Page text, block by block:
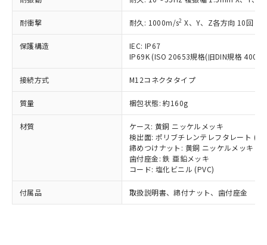
耐衝撃 耐久: 1000m/s2 X、Y、Z各方向 10回
保護構造
IEC: IP67
IP69K (ISO 20653規格(旧DIN規格
接続方式 M12コネクタタイプ
質量 梱包状態: 約160g
材質
ケース: 黄銅 ニッケルメッキ
検出面: ポリブチレンテレフタレート
締めつけナット: 黄銅 ニッケルメッキ
歯付座金: 鉄 亜鉛メッキ
コード: 塩化ビニル (PVC)
付属品 取扱説明書、締付ナット、歯付座金
覧された時点での実際の在庫および標
準価格とは異なる場合があることをご
了承ください。
正式な納期状況および標準価格はお客
様のお取引先、またはお客様担当のオ
ムロン制御機器販売店・当社販売員に
ご相談ください。
オムロン制御機器販売店や当社販売拠
販売ネットワーク
在庫状況および標準価格結果を当社の
事前の承諾なく第三者に漏洩または開
示しないようお願いします。
マイパーツ機能（部品リスト作成サー
ビス）をご利用いただくには、I-Web
メンバーズにご登録されている必要が
鉛(Pb) 1000ppm以下、 水銀(Hg) 1000ppm以下、 カド
ミウム(Cd) 100ppm以下、
六価クロム(Cr(Ⅵ)) 1000ppm以下、ポリ臭化ビフェニル
類(PBB) 1000ppm以下、ポリ臭化ジフェニルエーテル類
(PBDE) 1000ppm以下、フタル酸ビス(2-エチルヘキシ
ル) (DEHP)(別名：DOP) 1000ppm以下、フタル酸ブチ
ルベンジル（BBP） 1000ppm以下、フタル酸ジブチル
(DIBP) 1000ppm以下
但し、RoHS指令で産業用監視および制御機器に対する
フタル酸エステル類の４物質については閾値を超える意
図的な使用がないことを確認しています。
部品在庫の切り替え状況などにより、予定
月が前後することがあります。
*中国RoHS10物質の基準値 (GB/T26572)：
Pb(鉛) :1000ppm、 Hg(水銀) : 1000ppm、 Cd(カドミウ
ニル類) : 1000ppm、 PBDEs(ポリ臭化ジフェニルエーテ
ル) : 1000ppm、
DEHP(フタル酸ビス(2-エチルヘキシル)) : 1000ppm
※2 環境保護使用期限
「ｅ」：有害物質（10物質）のすべてが基
準値以下であることを示します。
「10」：通常の使用状況下において有害物
質が外部に漏えいし、環境に深刻な影響を
及ぼさない年数を意味します。
または国外への提供する場合は、日本
国政府の輸出許可(または役務取引許
可)を取得するなどの必要な手続きを
当社は規制貨物を破棄する場合は、完
全に破砕するなど、違法に輸出されな
いよう必要な手段を講じます。
当社は貴社製品を、核兵器、ミサイ
ル、化学兵器、生物兵器またはその他
武器並びにこれらの製造装置等に一切
使用いたしません。
当社は、貴社製品を第三者に販売する
場合は、上記1、2および3の内容を当
該第三者に通知します。また当社は、
販売先および販売に係わる関係者が違
法に輸出するおそれがある場合は、取
り引きをいたしません。
一定数以上の在庫あり
一定数には満たないが在庫あり
在庫なし(最新の在庫状況につ
いては、お客様のお取引先、ま
たはお客様担当のオムロン制御
機器販売店・当社販売員にご確
認ください)
受注生産機種、また在庫状況の
情報を公開していない機種